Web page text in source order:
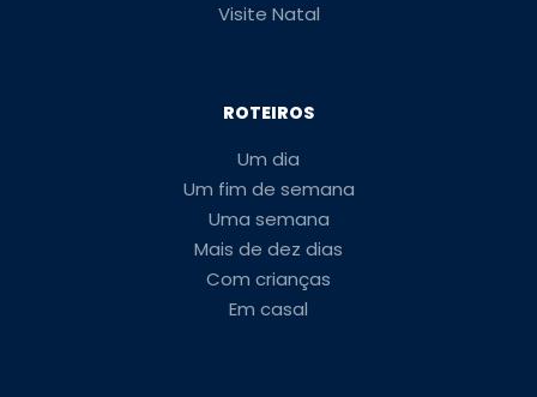
Visite Natal
ROTEIROS
Um dia
Um fim de semana
Uma semana
Mais de dez dias
Com crianças
Em casal